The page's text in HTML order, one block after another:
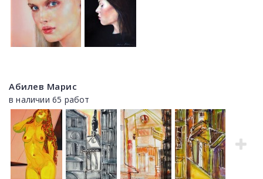
Абилев Марис
в наличии 65 работ